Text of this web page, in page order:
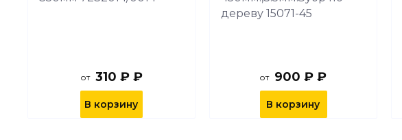
от 310 ₽ ₽
В корзину
дереву 15071-45
от 900 ₽ ₽
В корзину